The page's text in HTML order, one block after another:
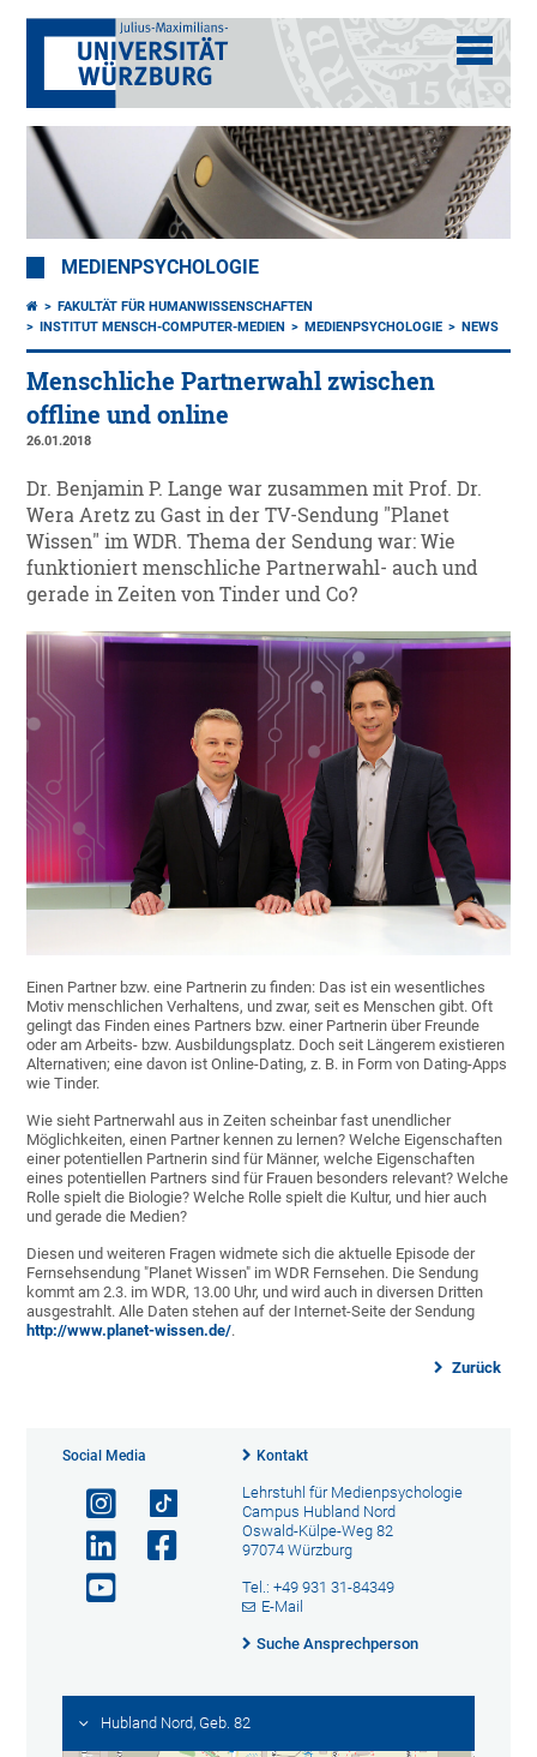
MEDIENPSYCHOLOGIE
FAKULTÄT FÜR HUMANWISSENSCHAFTEN
INSTITUT MENSCH-COMPUTER-MEDIEN
MEDIENPSYCHOLOGIE NEWS
Menschliche Partnerwahl zwischen
offline und online
26.01.2018
Dr. Benjamin P. Lange war zusammen mit Prof. Dr.
Wera Aretz zu Gast in der TV-Sendung "Planet
Wissen" im WDR. Thema der Sendung war: Wie
funktioniert menschliche Partnerwahl- auch und
gerade in Zeiten von Tinder und Co?
Einen Partner bzw. eine Partnerin zu finden: Das ist ein wesentliches
Motiv menschlichen Verhaltens, und zwar, seit es Menschen gibt. Oft
gelingt das Finden eines Partners bzw. einer Partnerin über Freunde
oder am Arbeits- bzw. Ausbildungsplatz. Doch seit Längerem existieren
Alternativen; eine davon ist Online-Dating, z. B. in Form von Dating-Apps
wie Tinder.
Wie sieht Partnerwahl aus in Zeiten scheinbar fast unendlicher
Möglichkeiten, einen Partner kennen zu lernen? Welche Eigenschaften
einer potentiellen Partnerin sind für Männer, welche Eigenschaften
eines potentiellen Partners sind für Frauen besonders relevant? Welche
Rolle spielt die Biologie? Welche Rolle spielt die Kultur, und hier auch
und gerade die Medien?
Diesen und weiteren Fragen widmete sich die aktuelle Episode der
Fernsehsendung "Planet Wissen" im WDR Fernsehen. Die Sendung
kommt am 2.3. im WDR, 13.00 Uhr, und wird auch in diversen Dritten
ausgestrahlt. Alle Daten stehen auf der Internet-Seite der Sendung
http://www.planet-wissen.de/.
Zurück
Social Media Kontakt
Lehrstuhl für Medienpsychologie
Campus Hubland Nord
Oswald-Külpe-Weg 82
97074 Würzburg
Tel.: +49 931 31-84349
E-Mail
Suche Ansprechperson
Hubland Nord, Geb. 82